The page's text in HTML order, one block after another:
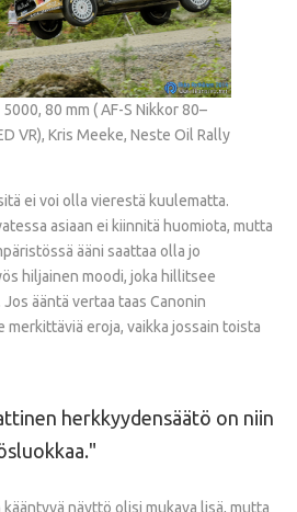
80 mm ( AF-S Nikkor 80–
VR), Kris Meeke, Neste Oil Rally
ei voi olla vierestä kuulematta.
asiaan ei kiinnitä huomiota, mutta
ääni saattaa olla jo
hiljainen moodi, joka hillitsee
ääntä vertaa taas Canonin
merkittäviä eroja, vaikka jossain toista
herkkyydensäätö on niin
näyttö olisi mukava lisä, mutta